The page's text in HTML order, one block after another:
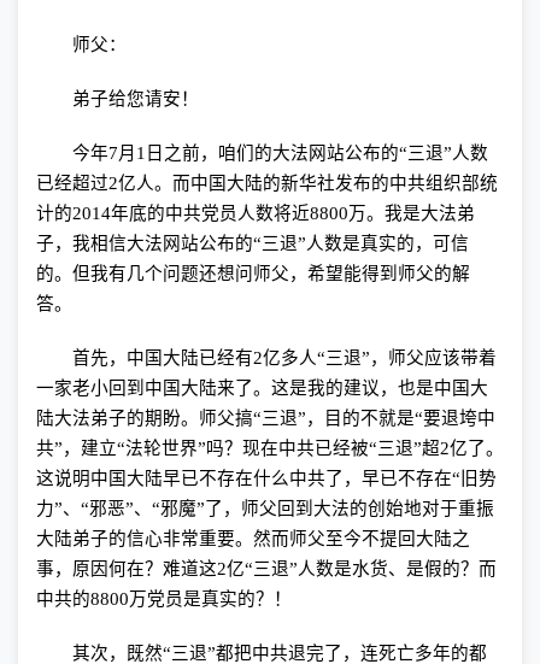
师父：
弟子给您请安！
今年7月 1 日之前，咱们的大法网站公布的“三退”人数
已经超过2亿人。而中国大陆的新华社发布的中共组织部统
计的2014年底的中共党员人数将近8800 万。我是大法弟
子，我相信大法网站公布的“三退”人数是真实的，可信
的。但我有几个问题还想问师父，希望能得到师父的解
答。
首先，中国大陆已经有2亿多人“三退”，师父应该带着
一家老小回到中国大陆来了。这是我的建议，也是中国大
陆大法弟子的期盼。师父搞“三退”，目的不就是“要退垮中
共”，建立“法轮世界”吗？现在中共已经被“三退”超2亿了。
这说明中国大陆早已不存在什么中共了，早已不存在“旧势
力”、“邪恶”、“邪魔”了，师父回到大法的创始地对于重振
大陆弟子的信心非常重要。然而师父至今不提回大陆之
事，原因何在？难道这2亿“三退”人数是水货、是假的？而
中共的8800 万党员是真实的？！
其次，既然“三退”都把中共退完了，连死亡多年的都